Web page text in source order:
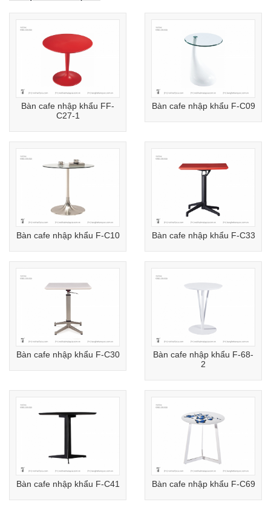
Bàn cafe nhập khẩu FF-
C27-1
Bàn cafe nhập khẩu F-C09
Bàn cafe nhập khẩu F-C10 Bàn cafe nhập khẩu F-C33
Bàn cafe nhập khẩu F-C30
Bàn cafe nhập khẩu F-68-
2
Bàn cafe nhập khẩu F-C41 Bàn cafe nhập khẩu F-C69